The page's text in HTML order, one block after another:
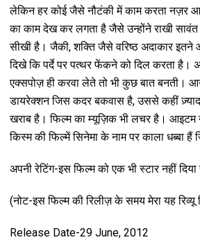
लेकिन हर कोई जैसे नौटंकी में काम करता नज़र
का काम देख कर लगता है जैसे उन्होंने राखी
सीखी है। जैकी, शक्ति जैसे वरिष्ठ अदाकार इतने
दिखे कि पर्दे पर पत्थर फेंकने को दिल करता है।
एक्सपोज़ ही करवा लेते तो भी कुछ बात बनती।
डायरेक्शन जिस कदर बकवास है, उससे कहीं
खराब है। फिल्म का म्यूज़िक भी लचर है। आइटम
किस्म की फिल्में सिनेमा के नाम पर काला धब्बा
अपनी रेटिंग-इस फिल्म को एक भी स्टार नहीं
(नोट-इस फिल्म की रिलीज़ के समय मेरा यह रिव्यू
Release Date-29 June, 2012